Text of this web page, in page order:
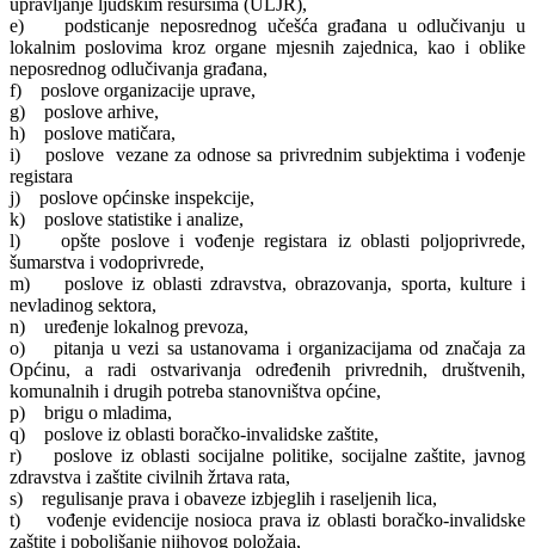
e) podsticanje neposrednog učešća građana u odlučivanju u
lokalnim poslovima kroz organe mjesnih zajednica, kao i oblike
neposrednog odlučivanja građana,
f) poslove organizacije uprave,
g) poslove arhive,
h) poslove matičara,
i) poslove vezane za odnose sa privrednim subjektima i vođenje
registara
j) poslove općinske inspekcije,
k) poslove statistike i analize,
l) opšte poslove i vođenje registara iz oblasti poljoprivrede,
šumarstva i vodoprivrede,
m) poslove iz oblasti zdravstva, obrazovanja, sporta, kulture i
nevladinog sektora,
n) uređenje lokalnog prevoza,
o) pitanja u vezi sa ustanovama i organizacijama od značaja za
Općinu, a radi ostvarivanja određenih privrednih, društvenih,
komunalnih i drugih potreba stanovništva općine,
p) brigu o mladima,
q) poslove iz oblasti boračko-invalidske zaštite,
r) poslove iz oblasti socijalne politike, socijalne zaštite, javnog
zdravstva i zaštite civilnih žrtava rata,
s) regulisanje prava i obaveze izbjeglih i raseljenih lica,
t) vođenje evidencije nosioca prava iz oblasti boračko-invalidske
zaštite i poboljšanje njihovog položaja,